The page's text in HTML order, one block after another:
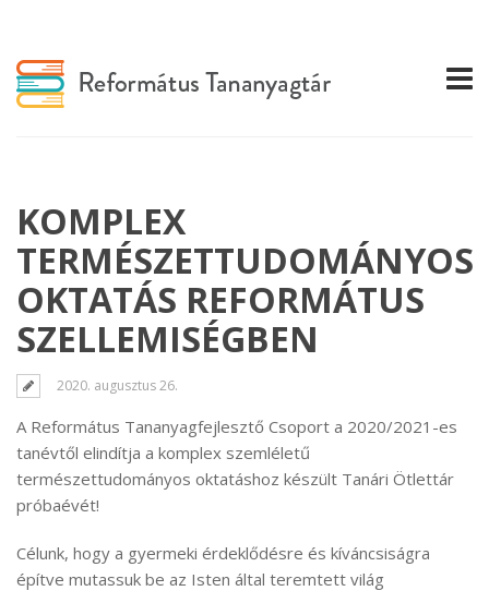
KOMPLEX
TERMÉSZETTUDOMÁNYOS
OKTATÁS REFORMÁTUS
SZELLEMISÉGBEN
2020. augusztus 26.
A Református Tananyagfejlesztő Csoport a 2020/2021-es
tanévtől elindítja a komplex szemléletű
természettudományos oktatáshoz készült Tanári Ötlettár
próbaévét!
Célunk, hogy a gyermeki érdeklődésre és kíváncsiságra
építve mutassuk be az Isten által teremtett világ